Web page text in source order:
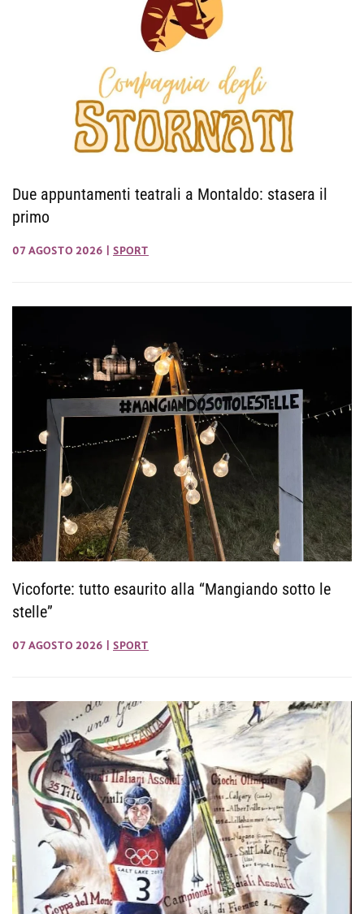
Due appuntamenti teatrali a Montaldo: stasera il
primo
07 AGOSTO 2026 SPORT
Vicoforte: tutto esaurito alla “Mangiando sotto le
stelle”
07 AGOSTO 2026 SPORT